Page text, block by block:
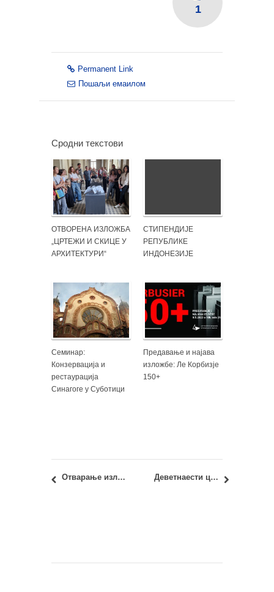
1
Permanent Link
Пошаљи емаилом
Сродни текстови
ОТВОРЕНА ИЗЛОЖБА
„ЦРТЕЖИ И СКИЦЕ У
АРХИТЕКТУРИ“
СТИПЕНДИЈЕ
РЕПУБЛИКЕ
ИНДОНЕЗИЈЕ
Семинар:
Конзервација и
рестаурација
Синагоге у Суботици
Предавање и најава
изложбе: Ле Корбизје
150+
Отварање изложбе: Ле Корбизје 150+ Деветнаести циклус програма КАДАР ДА БУДЕМ КАДАР